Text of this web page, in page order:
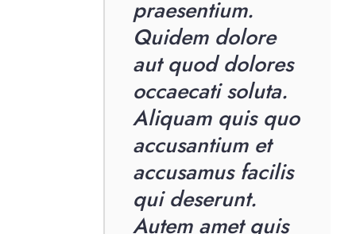
praesentium.
Quidem dolore
aut quod dolores
occaecati soluta.
Aliquam quis quo
accusantium et
accusamus facilis
qui deserunt.
Autem amet quis